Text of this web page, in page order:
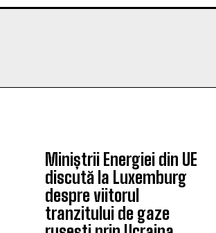
Miniștrii Energiei din UE
discută la Luxemburg
despre viitorul
tranzitului de gaze